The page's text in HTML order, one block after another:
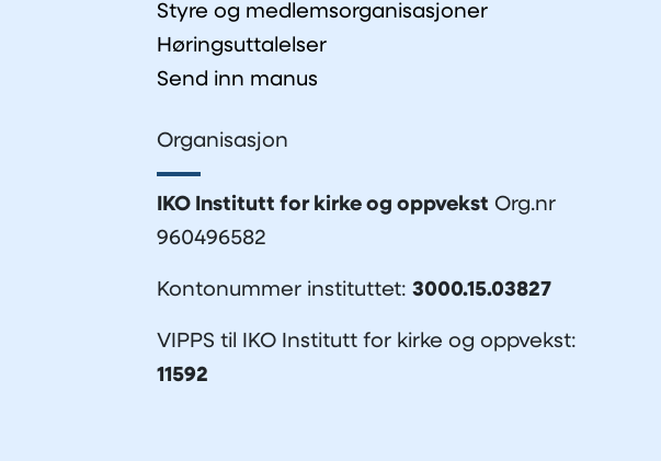
Styre og medlemsorganisasjoner
Høringsuttalelser
Send inn manus
Organisasjon
IKO Institutt for kirke og oppvekst Org.nr
960496582
Kontonummer instituttet:3000.15.03827
VIPPS til IKO Institutt for kirke og oppvekst:
11592